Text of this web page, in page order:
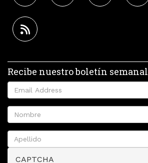
Recibe nuestro boletín semanal
CAPTCHA